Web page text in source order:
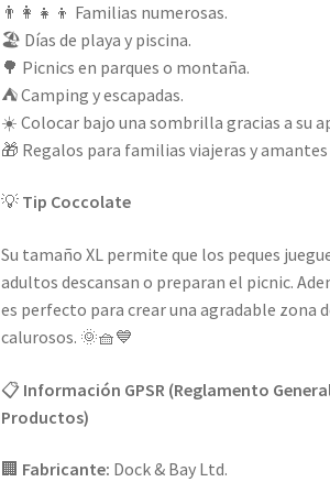
👨‍👩‍👧‍👦 Familias numerosas.
🏖️ Días de playa y piscina.
🌳 Picnics en parques o montaña.
⛺ Camping y escapadas.
☀️ Colocar bajo una sombrilla gracias a su
🎁 Regalos para familias viajeras y
💡 Tip Coccolate
Su tamaño XL permite que los peques
adultos descansan o preparan el picnic.
es perfecto para crear una agradable zona
calurosos. 🌞🧺💙
📋 Información GPSR (Reglamento
Productos)
🏢 Fabricante: Dock & Bay Ltd.